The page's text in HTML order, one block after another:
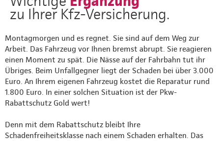
zu Ihrer Kfz-Versicherung.
Montagmorgen und es regnet. Sie sind auf dem Weg zur
Arbeit. Das Fahrzeug vor Ihnen bremst abrupt. Sie reagieren
einen Moment zu spät. Die Nässe auf der Fahrbahn tut ihr
Übriges. Beim Unfallgegner liegt der Schaden bei über 3.000
Euro. An Ihrem eigenen Fahrzeug kostet die Reparatur rund
1.800 Euro. In einer solchen Situation ist der Pkw-
Rabattschutz Gold wert!
Denn mit dem Rabattschutz bleibt Ihre
Schadenfreiheitsklasse nach einem Schaden erhalten. Das